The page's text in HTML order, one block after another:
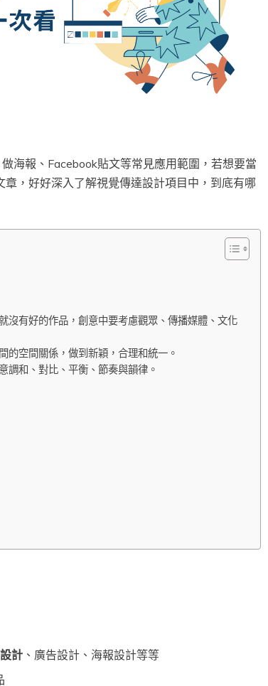
海報、Facebook貼文等常見應用範圍，若想要當
，好好深入了解視覺傳達設計項目中，到底有哪
有好的作品，創意中要考慮觀眾、傳播媒體、文化
空間關係，做到新穎，合理和統一。
和、對比、平衡、節奏與韻律。
計 、廣告設計、海報設計等等